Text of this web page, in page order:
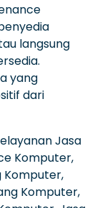
langsung
yang
dari
Jasa
Komputer,
Komputer,
Komputer,